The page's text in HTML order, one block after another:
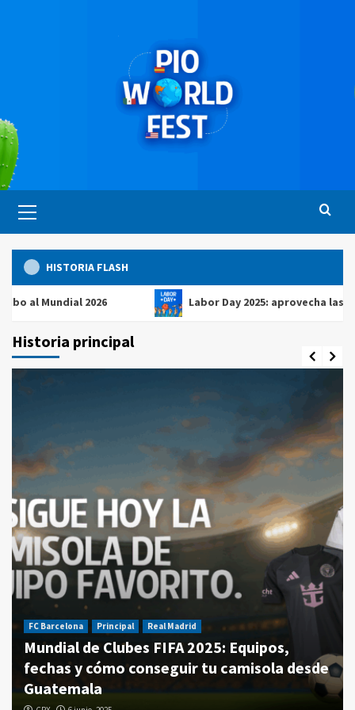
principal
HISTORIA FLASH
2026 Labor Day 2025: aprovecha las
Historia principal
FC Barcelona Principal Real Madrid
Mundial de Clubes FIFA 2025: Equipos,
fechas y cómo conseguir tu camisola desde
Guatemala